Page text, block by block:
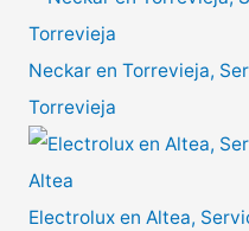
Neckar en Torrevieja,
Torrevieja
Electrolux en Altea,